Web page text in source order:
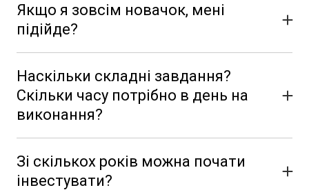
Якщо я зовсім новачок, мені
підійде?
Наскільки складні завдання?
Скільки часу потрібно в день на
виконання?
Зі скількох років можна почати
інвестувати?